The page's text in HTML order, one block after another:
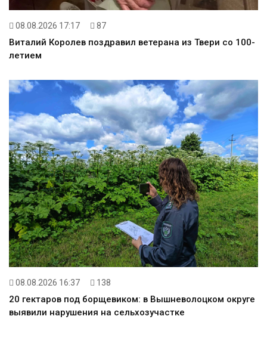
08.08.2026 17:17 87
Виталий Королев поздравил ветерана из Твери со 100-
летием
08.08.2026 16:37 138
20 гектаров под борщевиком: в Вышневолоцком округе
выявили нарушения на сельхозучастке